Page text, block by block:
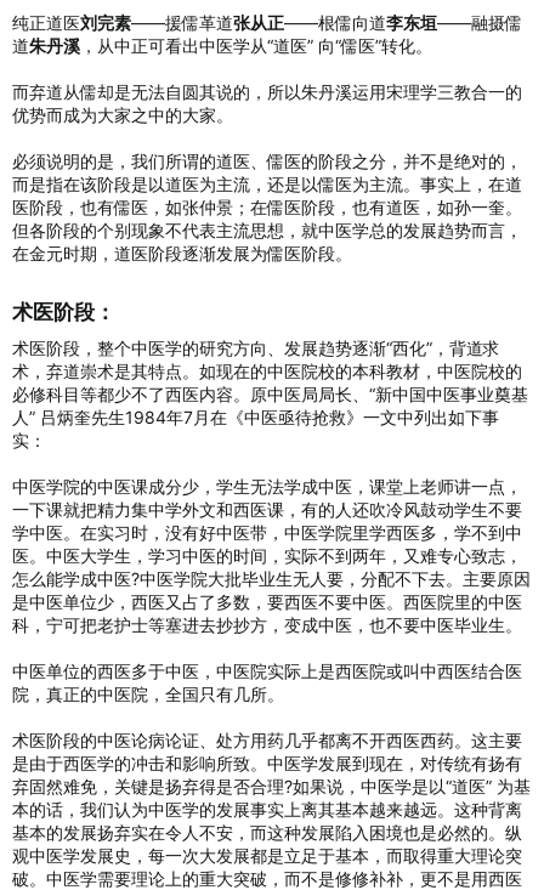
纯正道医刘完素——援儒革道张从正——根儒向道李东垣——融摄儒
道朱丹溪 ，从中正可看出中医学从“道医” 向“儒医”转化。
而弃道从儒却是无法自圆其说的，所以朱丹溪运用宋理学三教合一的
优势而成为大家之中的大家。
必须说明的是，我们所谓的道医、儒医的阶段之分，并不是绝对的，
而是指在该阶段是以道医为主流，还是以儒医为主流。事实上，在道
医阶段，也有儒医，如张仲景；在儒医阶段，也有道医，如孙一奎。
但各阶段的个别现象不代表主流思想，就中医学总的发展趋势而言，
在金元时期，道医阶段逐渐发展为儒医阶段。
术医阶段：​
术医阶段，整个中医学的研究方向、发展趋势逐渐“西化”，背道求
术，弃道崇术是其特点。如现在的中医院校的本科教材，中医院校的
必修科目等都少不了西医内容。原中医局局长、“新中国中医事业奠基
人” 吕炳奎先生1984年7月在《中医亟待抢救》一文中列出如下事
实：
中医学院的中医课成分少，学生无法学成中医，课堂上老师讲一点，
一下课就把精力集中学外文和西医课，有的人还吹冷风鼓动学生不要
学中医。在实习时，没有好中医带，中医学院里学西医多，学不到中
医。中医大学生，学习中医的时间，实际不到两年，又难专心致志，
怎么能学成中医?中医学院大批毕业生无人要，分配不下去。主要原因
是中医单位少，西医又占了多数，要西医不要中医。西医院里的中医
科，宁可把老护士等塞进去抄抄方，变成中医，也不要中医毕业生。
中医单位的西医多于中医，中医院实际上是西医院或叫中西医结合医
院，真正的中医院，全国只有几所。
术医阶段的中医论病论证、处方用药几乎都离不开西医西药。这主要
是由于西医学的冲击和影响所致。中医学发展到现在，对传统有扬有
弃固然难免，关键是扬弃得是否合理?如果说，中医学是以“道医” 为基
本的话，我们认为中医学的发展事实上离其基本越来越远。这种背离
基本的发展扬弃实在令人不安，而这种发展陷入困境也是必然的。纵
观中医学发展史，每一次大发展都是立足于基本，而取得重大理论突
破。中医学需要理论上的重大突破，而不是修修补补，更不是用西医